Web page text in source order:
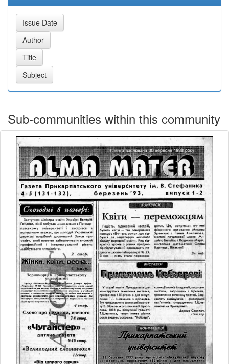
Sub-communities within this community